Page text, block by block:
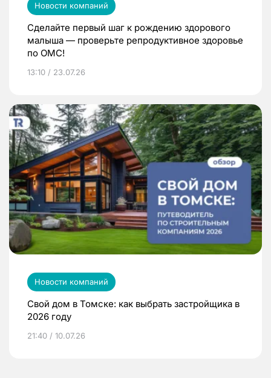
Новости компаний
Сделайте первый шаг к рождению здорового
малыша — проверьте репродуктивное здоровье
по ОМС!
13:10 / 23.07.26
Новости компаний
Свой дом в Томске: как выбрать застройщика в
2026 году
21:40 / 10.07.26